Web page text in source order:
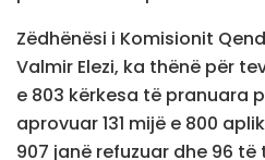
Zëdhënësi i Komisionit
Valmir Elezi, ka thënë për
e 803 kërkesa të pranuara
aprovuar 131 mijë e 800
907 janë refuzuar dhe 96